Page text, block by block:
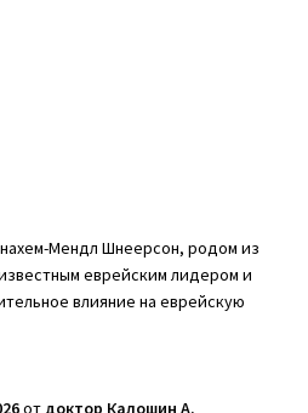
Мендл Шнеерсон, родом из
еврейским лидером и
влияние на еврейскую
от доктор Калошин А.